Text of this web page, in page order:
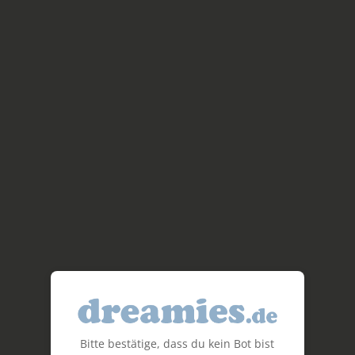
Bitte bestätige, dass du kein Bot bist